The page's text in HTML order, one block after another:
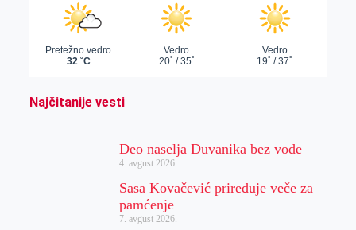
Najčitanije vesti
Deo naselja Duvanika bez vode
4. avgust 2026.
Sasa Kovačević priređuje veče za
pamćenje
7. avgust 2026.